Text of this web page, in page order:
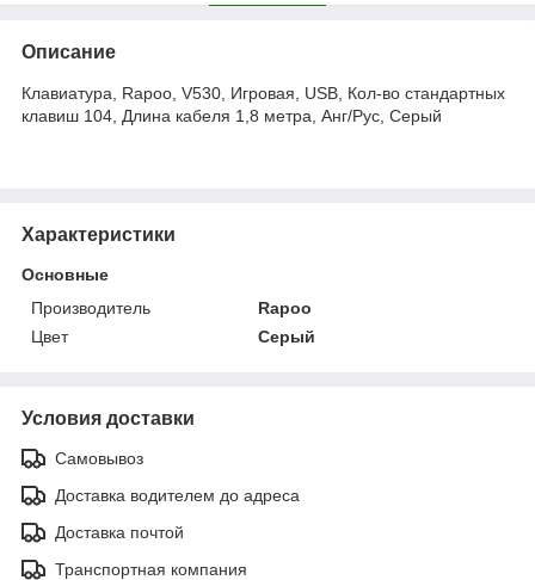
Описание
Клавиатура, Rapoo, V530, Игровая, USB, Кол-во стандартных
клавиш 104, Длина кабеля 1,8 метра, Анг/Рус, Серый
Характеристики
Основные
Производитель
Rapoo
Цвет
Серый
Условия доставки
Самовывоз
Доставка водителем до адреса
Доставка почтой
Транспортная компания